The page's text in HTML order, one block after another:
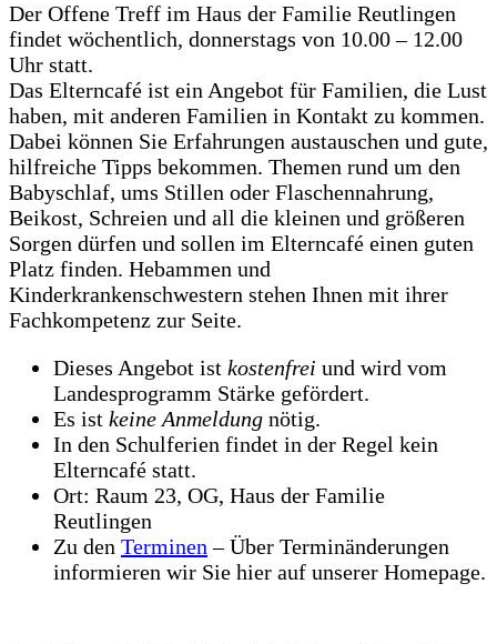
Der Offene Treff im Haus der Familie Reutlingen
findet wöchentlich, donnerstags von 10.00 – 12.00
Uhr statt.
Das Elterncafé ist ein Angebot für Familien, die Lust
haben, mit anderen Familien in Kontakt zu kommen.
Dabei können Sie Erfahrungen austauschen und gute,
hilfreiche Tipps bekommen. Themen rund um den
Babyschlaf, ums Stillen oder Flaschennahrung,
Beikost, Schreien und all die kleinen und größeren
Sorgen dürfen und sollen im Elterncafé einen guten
Platz finden. Hebammen und
Kinderkrankenschwestern stehen Ihnen mit ihrer
Fachkompetenz zur Seite.
Dieses Angebot ist kostenfrei und wird vom
Landesprogramm Stärke gefördert.
Es ist keine Anmeldung nötig.
In den Schulferien findet in der Regel kein
Elterncafé statt.
Ort: Raum 23, OG, Haus der Familie
Reutlingen
Zu den Terminen – Über Terminänderungen
informieren wir Sie hier auf unserer Homepage.